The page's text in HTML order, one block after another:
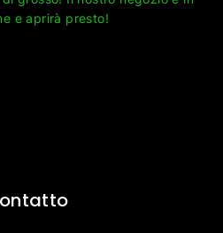
e aprirà presto!